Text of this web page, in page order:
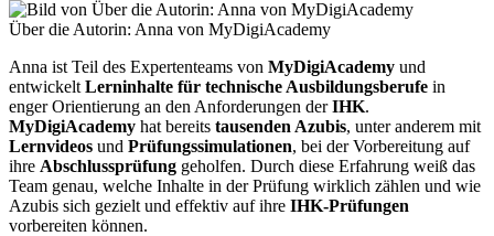
Über die Autorin: Anna von MyDigiAcademy
Anna ist Teil des Expertenteams von MyDigiAcademy und
entwickelt Lerninhalte für technische Ausbildungsberufe in
enger Orientierung an den Anforderungen derIHK.
MyDigiAcademy hat bereits tausenden Azubis, unter anderem mit
Lernvideos und Prüfungssimulationen, bei der Vorbereitung auf
ihre Abschlussprüfung geholfen. Durch diese Erfahrung weiß das
Team genau, welche Inhalte in der Prüfung wirklich zählen und wie
Azubis sich gezielt und effektiv auf ihre IHK-Prüfungen
vorbereiten können.